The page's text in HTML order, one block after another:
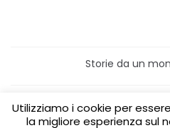
Storie da un
Home
Laboratori/
Green content per
Utilizziamo i cookie per
la migliore esperienza sul